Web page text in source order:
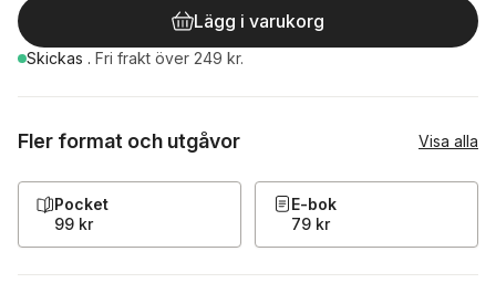
Lägg i varukorg
Skickas . Fri frakt över 249 kr.
Fler format och utgåvor Visa alla
Pocket
99 kr
E-bok
79 kr